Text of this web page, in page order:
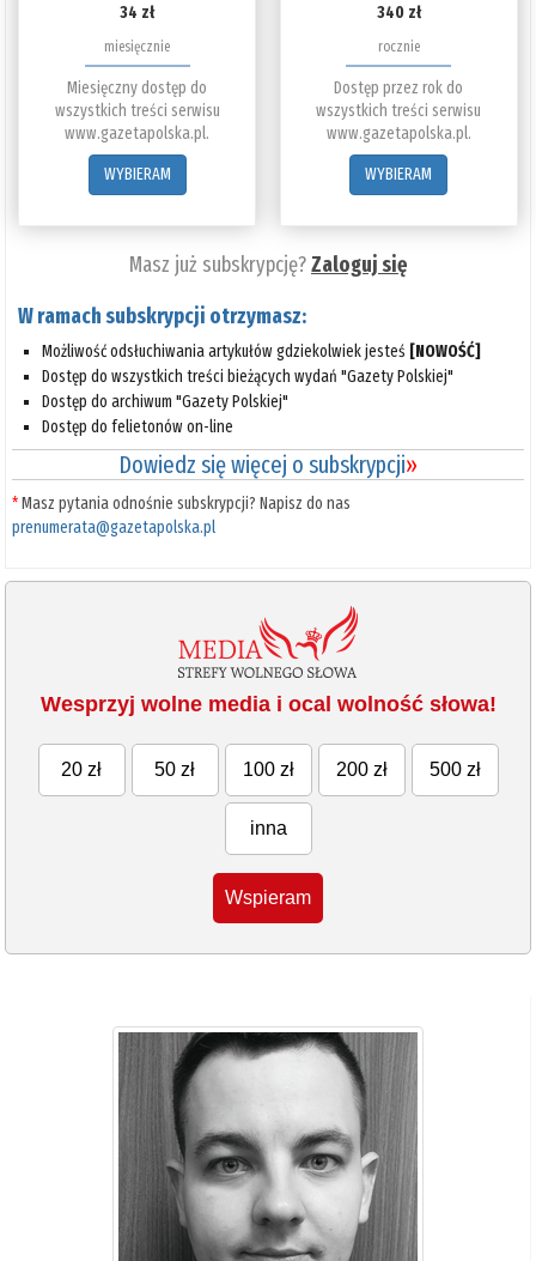
34 zł
miesięcznie
Miesięczny dostęp do
wszystkich treści serwisu
www.gazetapolska.pl.
WYBIERAM
340 zł
rocznie
Dostęp przez rok do
wszystkich treści serwisu
www.gazetapolska.pl.
WYBIERAM
Masz już subskrypcję?Zaloguj się
W ramach subskrypcji otrzymasz:
Możliwość odsłuchiwania artykułów gdziekolwiek jesteś [NOWOŚĆ]
Dostęp do wszystkich treści bieżących wydań "Gazety Polskiej"
Dostęp do archiwum "Gazety Polskiej"
Dostęp do felietonów on-line
Dowiedz się więcej o subskrypcji»
*Masz pytania odnośnie subskrypcji? Napisz do nas
prenumerata@gazetapolska.pl
Wesprzyj wolne media i ocal wolność słowa!
20 zł 50 zł 100 zł 200 zł 500 zł
inna
Wspieram